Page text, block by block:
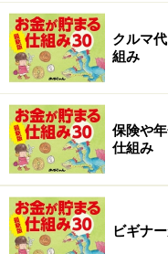
まとめ払いをすれば、
一括払いなら保
保険料は年払い、半
すが、支払うべきす
らに割引率はアップ
い」と「全期前納」
クルマ
組み
保険や
仕組み
ビギナ